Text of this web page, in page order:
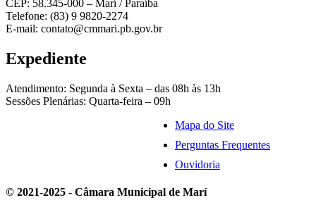
CEP: 58.345-000 – Marí / Paraíba
Telefone: (83) 9 9820-2274
E-mail: contato@cmmari.pb.gov.br
Expediente
Atendimento: Segunda à Sexta – das 08h às 13h
Sessões Plenárias: Quarta-feira – 09h
Mapa do Site
Perguntas Frequentes
Ouvidoria
© 2021-2025 - Câmara Municipal de Marí